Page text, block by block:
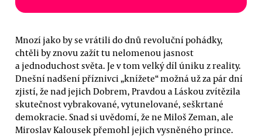
Mnozí jako by se vrátili do dnů revoluční pohádky,
chtěli by znovu zažít tu nelomenou jasnost
a jednoduchost světa. Je v tom velký díl úniku z reality.
Dnešní nadšení příznivci „knížete“ možná už za pár dní
zjistí, že nad jejich Dobrem, Pravdou a Láskou zvítězila
skutečnost vybrakované, vytunelované, seškrtané
demokracie. Snad si uvědomí, že ne Miloš Zeman, ale
Miroslav Kalousek přemohl jejich vysněného prince.